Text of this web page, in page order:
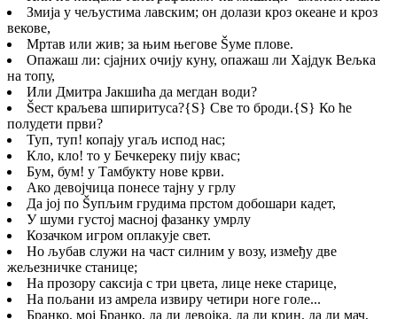
Змија у чељустима лавским; он долази кроз океане и кроз
векове,
Мртав или жив; за њим његове Šуме плове.
Опажаш ли: сјајних очију куну, опажаш ли Хајдук Вељка
на топу,
Или Дмитра Јакшића да мегдан води?
Šест краљева шпиритуса?{S} Све то броди.{S} Ко ће
полудети први?
Туп, туп! копају угаљ испод нас;
Кло, кло! то у Бечкереку пију квас;
Бум, бум! у Тамбукту нове крви.
Ако девојчица понесе тајну у грлу
Да јој по Šупљим грудима прстом добошари кадет,
У шуми густој масној фазанку умрлу
Козачком игром оплакује свет.
Но љубав служи на част силним у возу, између две
жељезничке станице;
На прозору саксија с три цвета, лице неке старице,
На пољани из амрела извиру четири ноге голе...
Бранко, мој Бранко, да ли девојка, да ли крин, да ли мач,